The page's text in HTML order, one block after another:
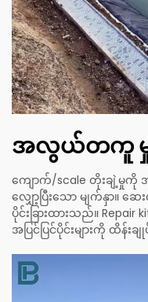
အလွယ်တကူ မှုတ်
ကျောက်/scale တိုးချဲ့မှုကို အပ
လျှော့ပြီးသော မျက်နှာ။ ဆေး
ပိုင်းခြားထားသည်။
အပြင်ပြင်ပိုင်းများကို ထိန်း